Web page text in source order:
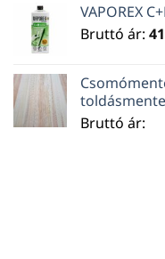
VAPOREX
Bruttó ár:
Bruttó ár: